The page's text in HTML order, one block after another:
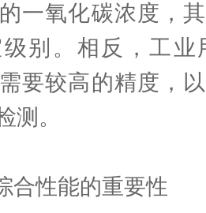
一氧化碳浓度，
别。相反，工业
要较高的精度，
测。
性能的重要性